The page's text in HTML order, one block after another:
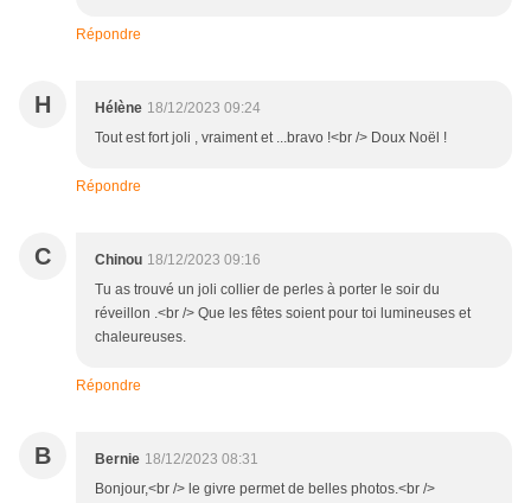
Répondre
H Hélène 18/12/2023 09:24
Tout est fort joli , vraiment et ...bravo !<br /> Doux Noël !
Répondre
C Chinou 18/12/2023 09:16
Tu as trouvé un joli collier de perles à porter le soir du
réveillon .<br /> Que les fêtes soient pour toi lumineuses et
chaleureuses.
Répondre
B Bernie 18/12/2023 08:31
Bonjour,<br /> le givre permet de belles photos.<br />